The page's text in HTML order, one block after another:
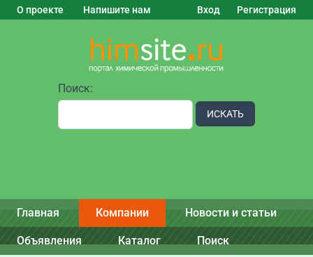
О проекте Напишите нам Вход Регистрация
Поиск:
ИСКАТЬ
Главная Компании Новости и статьи
Объявления Каталог Поиск